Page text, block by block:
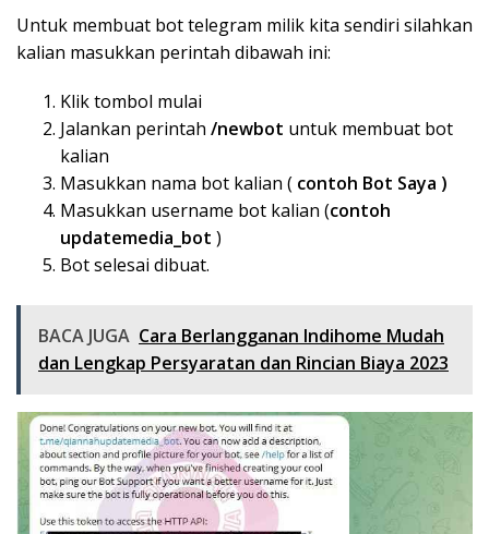
Untuk membuat bot telegram milik kita sendiri silahkan
kalian masukkan perintah dibawah ini:
Klik tombol mulai
Jalankan perintah /newbot untuk membuat bot
kalian
Masukkan nama bot kalian ( contoh Bot Saya )
Masukkan username bot kalian (contoh
updatemedia_bot )
Bot selesai dibuat.
BACA JUGA Cara Berlangganan Indihome Mudah
dan Lengkap Persyaratan dan Rincian Biaya 2023